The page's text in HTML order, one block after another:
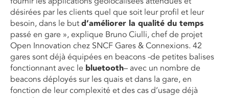
désirées par les clients quel que soit leur profil et leur
besoin, dans le but d’améliorer la qualité du temps
passé en gare », explique Bruno Ciulli, chef de projet
Open Innovation chez SNCF Gares & Connexions. 42
gares sont déjà équipées en beacons -de petites balises
fonctionnant avec le bluetooth– avec un nombre de
beacons déployés sur les quais et dans la gare, en
fonction de leur complexité et des cas d’usage déjà